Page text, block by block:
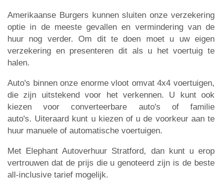
Amerikaanse Burgers kunnen sluiten onze verzekering
optie in de meeste gevallen en vermindering van de
huur nog verder. Om dit te doen moet u uw eigen
verzekering en presenteren dit als u het voertuig te
halen.
Auto's binnen onze enorme vloot omvat 4x4 voertuigen,
die zijn uitstekend voor het verkennen. U kunt ook
kiezen voor converteerbare auto's of familie
auto's. Uiteraard kunt u kiezen of u de voorkeur aan te
huur manuele of automatische voertuigen.
Met Elephant Autoverhuur Stratford, dan kunt u erop
vertrouwen dat de prijs die u genoteerd zijn is de beste
all-inclusive tarief mogelijk.